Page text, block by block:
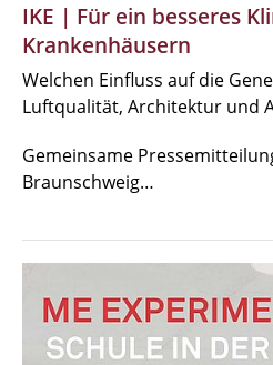
IKE | Für ein besseres
Krankenhäusern
Welchen Einfluss auf die
Luftqualität, Architektur und
Gemeinsame
Braunschweig…